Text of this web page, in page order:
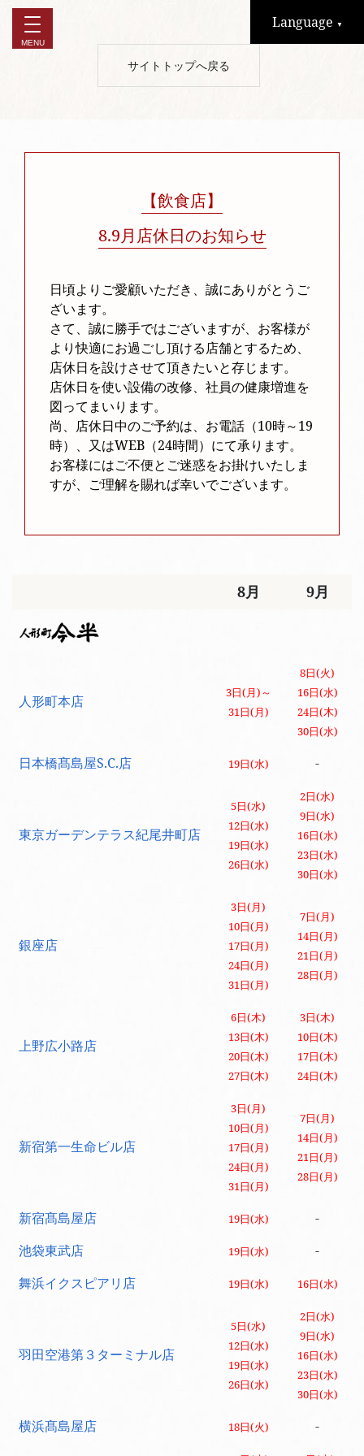
Language ▼
サイトトップへ戻る
【飲食店】
8.9月店休日のお知らせ
日頃よりご愛顧いただき、誠にありがとうご
ざいます。
さて、誠に勝手ではございますが、お客様が
より快適にお過ごし頂ける店舗とするため、
店休日を設けさせて頂きたいと存じます。
店休日を使い設備の改修、社員の健康増進を
図ってまいります。
尚、店休日中のご予約は、お電話（10時～19
時）、又はWEB（24時間）にて承ります。
お客様にはご不便とご迷惑をお掛けいたしま
すが、ご理解を賜れば幸いでございます。
8月
9月
人形町本店
3日(月)～
31日(月)
8日(火)
16日(水)
24日(木)
30日(水)
日本橋髙島屋S.C.店 19日(水) -
東京ガーデンテラス紀尾井町店
5日(水)
12日(水)
19日(水)
26日(水)
2日(水)
9日(水)
16日(水)
23日(水)
30日(水)
銀座店
3日(月)
10日(月)
17日(月)
24日(月)
31日(月)
7日(月)
14日(月)
21日(月)
28日(月)
上野広小路店
6日(木)
13日(木)
20日(木)
27日(木)
3日(木)
10日(木)
17日(木)
24日(木)
新宿第一生命ビル店
3日(月)
10日(月)
17日(月)
24日(月)
31日(月)
7日(月)
14日(月)
21日(月)
28日(月)
新宿髙島屋店 19日(水)
-
池袋東武店
19日(水)
-
舞浜イクスピアリ店
19日(水) 16日(水)
羽田空港第３ターミナル店
5日(水)
12日(水)
19日(水)
26日(水)
2日(水)
9日(水)
16日(水)
23日(水)
30日(水)
横浜髙島屋店 18日(火) -